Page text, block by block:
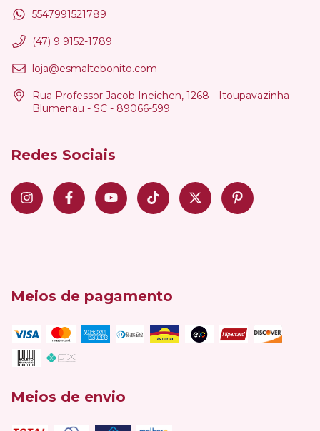
5547991521789
(47) 9 9152-1789
loja@esmaltebonito.com
Rua Professor Jacob Ineichen, 1268 - Itoupavazinha -
Blumenau - SC - 89066-599
Redes Sociais
Meios de pagamento
Meios de envio